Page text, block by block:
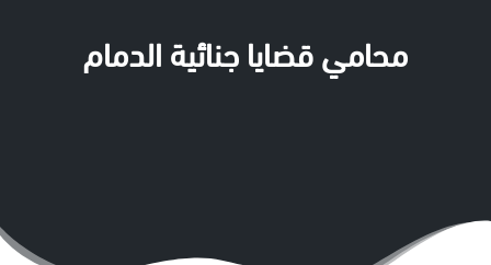
محامي قضايا جنائية الدمام